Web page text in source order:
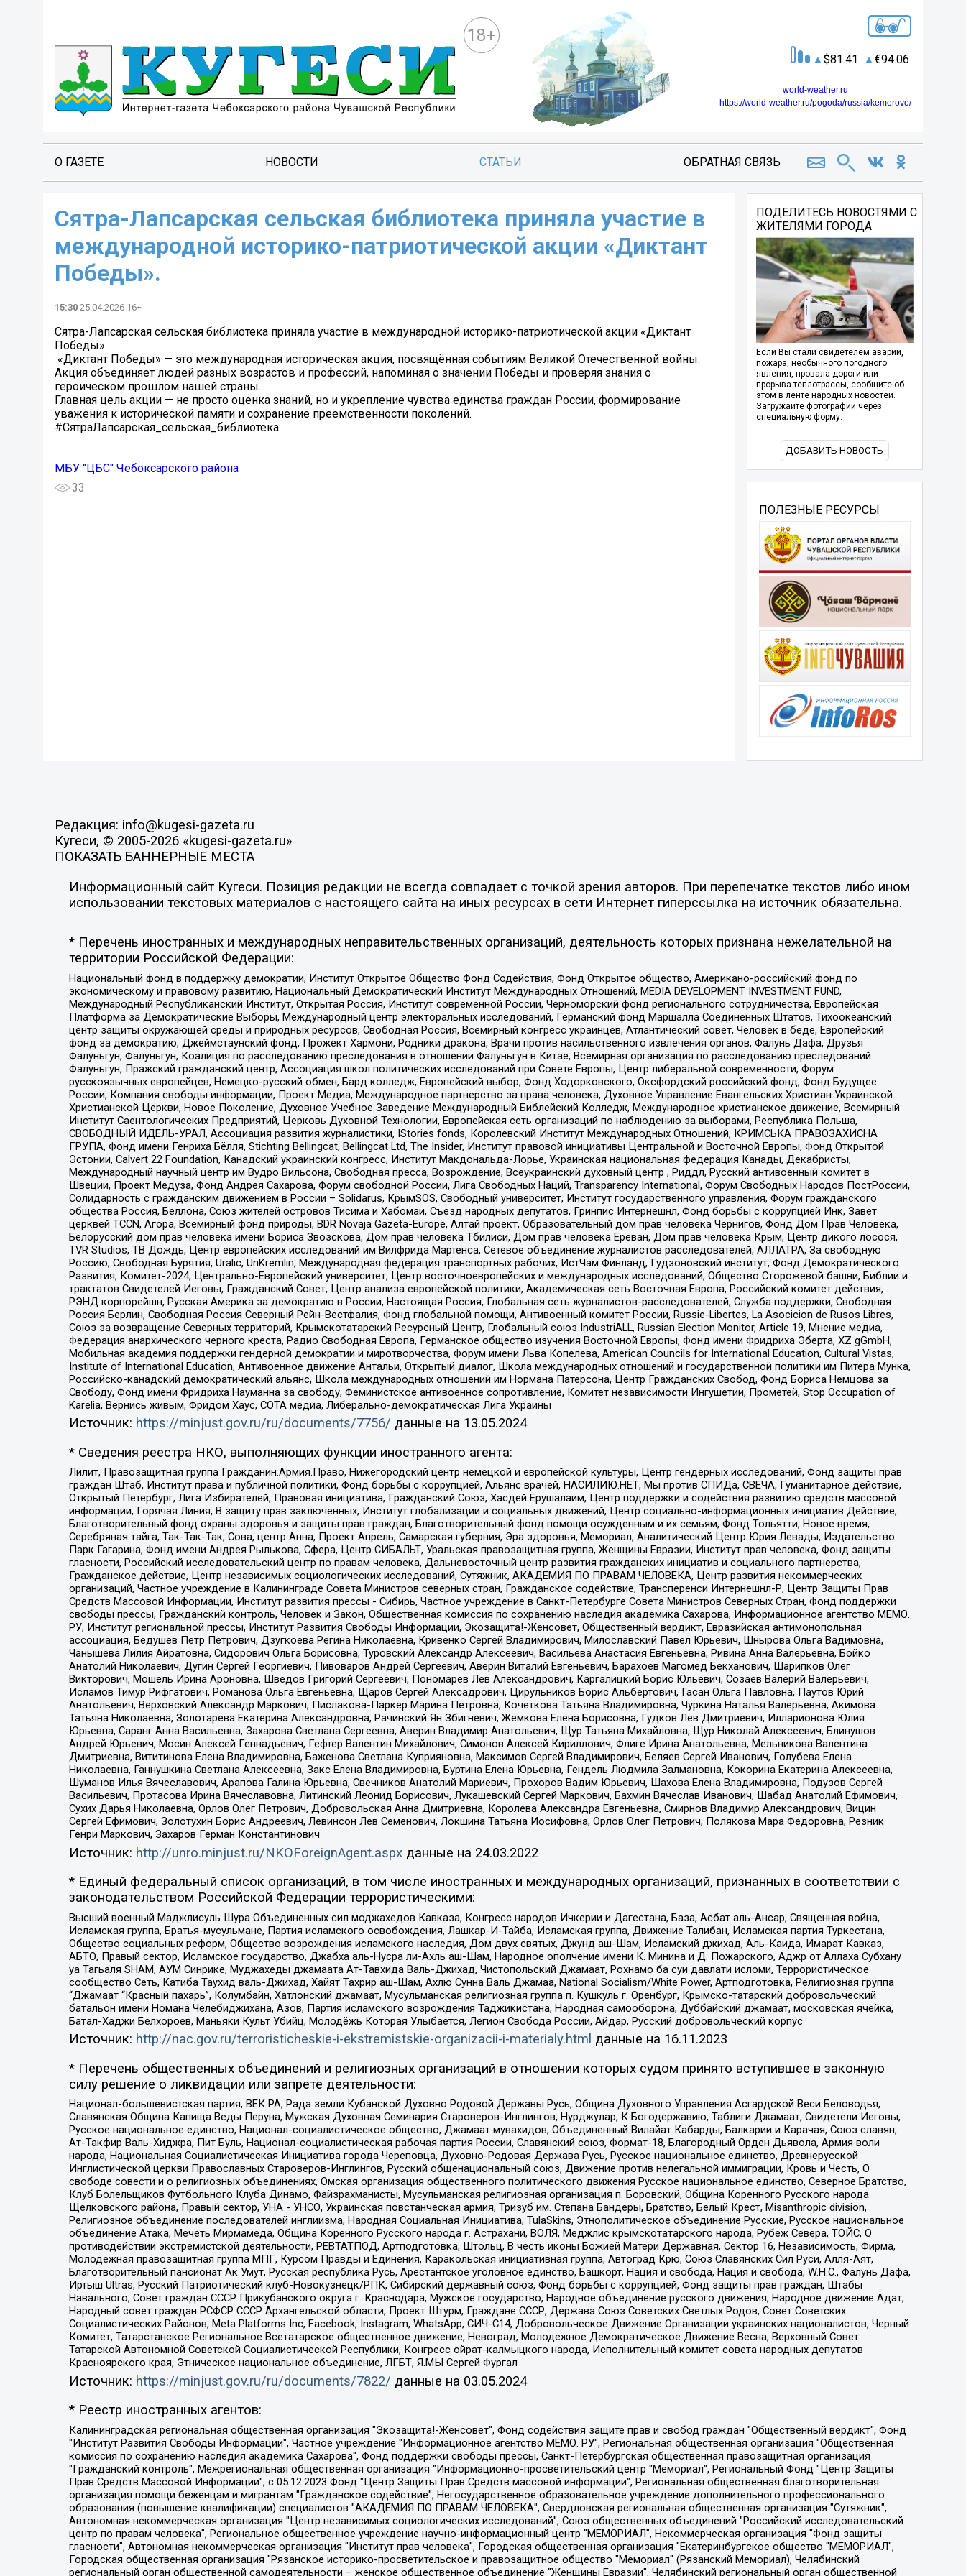
18+
81.41 94.06
world-weather.ru
https://world-weather.ru/pogoda/russia/kemerovo/
О ГАЗЕТЕ НОВОСТИ СТАТЬИ ОБРАТНАЯ СВЯЗЬ
Сятра-Лапсарская сельская библиотека приняла участие в
международной историко-патриотической акции «Диктант
Победы».
15:30 25.04.2026 16+
Сятра-Лапсарская сельская библиотека приняла участие в международной историко-патриотической акции «Диктант
Победы».
️ «Диктант Победы» — это международная историческая акция, посвящённая событиям Великой Отечественной войны.
Акция объединяет людей разных возрастов и профессий, напоминая о значении Победы и проверяя знания о
героическом прошлом нашей страны.
Главная цель акции — не просто оценка знаний, но и укрепление чувства единства граждан России, формирование
уважения к исторической памяти и сохранение преемственности поколений.
#СятраЛапсарская_сельская_библиотека
МБУ "ЦБС" Чебоксарского района
33
ПОДЕЛИТЕСЬ НОВОСТЯМИ С
ЖИТЕЛЯМИ ГОРОДА
Если Вы стали свидетелем аварии,
пожара, необычного погодного
явления, провала дороги или
прорыва теплотрассы, сообщите об
этом в ленте народных новостей.
Загружайте фотографии через
специальную форму.
ДОБАВИТЬ НОВОСТЬ
ПОЛЕЗНЫЕ РЕСУРСЫ
Редакция: info@kugesi-gazeta.ru
Кугеси, © 2005-2026 «kugesi-gazeta.ru»
ПОКАЗАТЬ БАННЕРНЫЕ МЕСТА
Информационный сайт Кугеси. Позиция редакции не всегда совпадает с точкой зрения авторов. При перепечатке текстов либо ином
использовании текстовых материалов с настоящего сайта на иных ресурсах в сети Интернет гиперссылка на источник обязательна.
* Перечень иностранных и международных неправительственных организаций, деятельность которых признана нежелательной на
территории Российской Федерации:
Национальный фонд в поддержку демократии, Институт Открытое Общество Фонд Содействия, Фонд Открытое общество, Американо-российский фонд по
экономическому и правовому развитию, Национальный Демократический Институт Международных Отношений, MEDIA DEVELOPMENT INVESTMENT FUND,
Международный Республиканский Институт, Открытая Россия, Институт современной России, Черноморский фонд регионального сотрудничества, Европейская
Платформа за Демократические Выборы, Международный центр электоральных исследований, Германский фонд Маршалла Соединенных Штатов, Тихоокеанский
центр защиты окружающей среды и природных ресурсов, Свободная Россия, Всемирный конгресс украинцев, Атлантический совет, Человек в беде, Европейский
фонд за демократию, Джеймстаунский фонд, Прожект Хармони, Родники дракона, Врачи против насильственного извлечения органов, Фалунь Дафа, Друзья
Фалуньгун, Фалуньгун, Коалиция по расследованию преследования в отношении Фалуньгун в Китае, Всемирная организация по расследованию преследований
Фалуньгун, Пражский гражданский центр, Ассоциация школ политических исследований при Совете Европы, Центр либеральной современности, Форум
русскоязычных европейцев, Немецко-русский обмен, Бард колледж, Европейский выбор, Фонд Ходорковского, Оксфордский российский фонд, Фонд Будущее
России, Компания свободы информации, Проект Медиа, Международное партнерство за права человека, Духовное Управление Евангельских Христиан Украинской
Христианской Церкви, Новое Поколение, Духовное Учебное Заведение Международный Библейский Колледж, Международное христианское движение, Всемирный
Институт Саентологических Предприятий, Церковь Духовной Технологии, Европейская сеть организаций по наблюдению за выборами, Республика Польша,
СВОБОДНЫЙ ИДЕЛЬ-УРАЛ, Ассоциация развития журналистики, IStories fonds, Королевский Институт Международных Отношений, КРИМСЬКА ПРАВОЗАХИСНА
ГРУПА, Фонд имени Генриха Бёлля, Stichting Bellingcat, Bellingcat Ltd, The Insider, Институт правовой инициативы Центральной и Восточной Европы, Фонд Открытой
Эстонии, Calvert 22 Foundation, Канадский украинский конгресс, Институт Макдональда-Лорье, Украинская национальная федерация Канады, Декабристы,
Международный научный центр им Вудро Вильсона, Свободная пресса, Возрождение, Всеукраинский духовный центр , Риддл, Русский антивоенный комитет в
Швеции, Проект Медуза, Фонд Андрея Сахарова, Форум свободной России, Лига Свободных Наций, Transparеncy International, Форум Свободных Народов ПостРоссии,
Солидарность с гражданским движением в России – Solidarus, КрымSOS, Свободный университет, Институт государственного управления, Форум гражданского
общества Россия, Беллона, Союз жителей островов Тисима и Хабомаи, Съезд народных депутатов, Гринпис Интернешнл, Фонд борьбы с коррупцией Инк, Завет
церквей TCCN, Агора, Всемирный фонд природы, BDR Novaja Gazeta-Europe, Алтай проект, Образовательный дом прав человека Чернигов, Фонд Дом Прав Человека,
Белорусский дом прав человека имени Бориса Звозскова, Дом прав человека Тбилиси, Дом прав человека Ереван, Дом прав человека Крым, Центр дикого лосося,
TVR Studios, ТВ Дождь, Центр европейских исследований им Вилфрида Мартенса, Сетевое объединение журналистов расследователей, АЛЛАТРА, За свободную
Россию, Свободная Бурятия, Uralic, UnKremlin, Международная федерация транспортных рабочих, ИстЧам Финланд, Гудзоновский институт, Фонд Демократического
Развития, Комитет-2024, Центрально-Европейский университет, Центр восточноевропейских и международных исследований, Общество Сторожевой башни, Библии и
трактатов Свидетелей Иеговы, Гражданский Совет, Центр анализа европейской политики, Академическая сеть Восточная Европа, Российский комитет действия,
РЭНД корпорейшн, Русская Америка за демократию в России, Настоящая Россия, Глобальная сеть журналистов-расследователей, Служба поддержки, Свободная
Россия Берлин, Свободная Россия Северный Рейн-Вестфалия, Фонд глобальной помощи, Антивоенный комитет России, Russie-Libertes, La Asocicion de Rusos Libres,
Союз за возвращение Северных территорий, Крымскотатарский Ресурсный Центр, Глобальный союз IndustriALL, Russian Election Monitor, Article 19, Мнение медиа,
Федерация анархического черного креста, Радио Свободная Европа, Германское общество изучения Восточной Европы, Фонд имени Фридриха Эберта, XZ gGmbH,
Мобильная академия поддержки гендерной демократии и миротворчества, Форум имени Льва Копелева, American Councils for International Education, Cultural Vistas,
Institute of International Education, Антивоенное движение Антальи, Открытый диалог, Школа международных отношений и государственной политики им Питера Мунка,
Российско-канадский демократический альянс, Школа международных отношений им Нормана Патерсона, Центр Гражданских Свобод, Фонд Бориса Немцова за
Свободу, Фонд имени Фридриха Науманна за свободу, Феминистское антивоенное сопротивление, Комитет независимости Ингушетии, Прометей, Stop Occupation of
Karelia, Вернись живым, Фридом Хаус, СОТА медиа, Либерально-демократическая Лига Украины
Источник: https://minjust.gov.ru/ru/documents/7756/ данные на 13.05.2024
* Сведения реестра НКО, выполняющих функции иностранного агента:
Лилит, Правозащитная группа Гражданин.Армия.Право, Нижегородский центр немецкой и европейской культуры, Центр гендерных исследований, Фонд защиты прав
граждан Штаб, Институт права и публичной политики, Фонд борьбы с коррупцией, Альянс врачей, НАСИЛИЮ.НЕТ, Мы против СПИДа, СВЕЧА, Гуманитарное действие,
Открытый Петербург, Лига Избирателей, Правовая инициатива, Гражданский Союз, Хасдей Ерушалаим, Центр поддержки и содействия развитию средств массовой
информации, Горячая Линия, В защиту прав заключенных, Институт глобализации и социальных движений, Центр социально-информационных инициатив Действие,
Благотворительный фонд охраны здоровья и защиты прав граждан, Благотворительный фонд помощи осужденным и их семьям, Фонд Тольятти, Новое время,
Серебряная тайга, Так-Так-Так, Сова, центр Анна, Проект Апрель, Самарская губерния, Эра здоровья, Мемориал, Аналитический Центр Юрия Левады, Издательство
Парк Гагарина, Фонд имени Андрея Рылькова, Сфера, Центр СИБАЛЬТ, Уральская правозащитная группа, Женщины Евразии, Институт прав человека, Фонд защиты
гласности, Российский исследовательский центр по правам человека, Дальневосточный центр развития гражданских инициатив и социального партнерства,
Гражданское действие, Центр независимых социологических исследований, Сутяжник, АКАДЕМИЯ ПО ПРАВАМ ЧЕЛОВЕКА, Центр развития некоммерческих
организаций, Частное учреждение в Калининграде Совета Министров северных стран, Гражданское содействие, Трансперенси Интернешнл-Р, Центр Защиты Прав
Средств Массовой Информации, Институт развития прессы - Сибирь, Частное учреждение в Санкт-Петербурге Совета Министров Северных Стран, Фонд поддержки
свободы прессы, Гражданский контроль, Человек и Закон, Общественная комиссия по сохранению наследия академика Сахарова, Информационное агентство МЕМО.
РУ, Институт региональной прессы, Институт Развития Свободы Информации, Экозащита!-Женсовет, Общественный вердикт, Евразийская антимонопольная
ассоциация, Бедушев Петр Петрович, Дзугкоева Регина Николаевна, Кривенко Сергей Владимирович, Милославский Павел Юрьевич, Шнырова Ольга Вадимовна,
Чанышева Лилия Айратовна, Сидорович Ольга Борисовна, Туровский Александр Алексеевич, Васильева Анастасия Евгеньевна, Ривина Анна Валерьевна, Бойко
Анатолий Николаевич, Дугин Сергей Георгиевич, Пивоваров Андрей Сергеевич, Аверин Виталий Евгеньевич, Барахоев Магомед Бекханович, Шарипков Олег
Викторович, Мошель Ирина Ароновна, Шведов Григорий Сергеевич, Пономарев Лев Александрович, Каргалицкий Борис Юльевич, Созаев Валерий Валерьевич,
Исламов Тимур Рифгатович, Романова Ольга Евгеньевна, Щаров Сергей Алексадрович, Цирульников Борис Альбертович, Гасан Ольга Павловна, Паутов Юрий
Анатольевич, Верховский Александр Маркович, Пислакова-Паркер Марина Петровна, Кочеткова Татьяна Владимировна, Чуркина Наталья Валерьевна, Акимова
Татьяна Николаевна, Золотарева Екатерина Александровна, Рачинский Ян Збигневич, Жемкова Елена Борисовна, Гудков Лев Дмитриевич, Илларионова Юлия
Юрьевна, Саранг Анна Васильевна, Захарова Светлана Сергеевна, Аверин Владимир Анатольевич, Щур Татьяна Михайловна, Щур Николай Алексеевич, Блинушов
Андрей Юрьевич, Мосин Алексей Геннадьевич, Гефтер Валентин Михайлович, Симонов Алексей Кириллович, Флиге Ирина Анатольевна, Мельникова Валентина
Дмитриевна, Вититинова Елена Владимировна, Баженова Светлана Куприяновна, Максимов Сергей Владимирович, Беляев Сергей Иванович, Голубева Елена
Николаевна, Ганнушкина Светлана Алексеевна, Закс Елена Владимировна, Буртина Елена Юрьевна, Гендель Людмила Залмановна, Кокорина Екатерина Алексеевна,
Шуманов Илья Вячеславович, Арапова Галина Юрьевна, Свечников Анатолий Мариевич, Прохоров Вадим Юрьевич, Шахова Елена Владимировна, Подузов Сергей
Васильевич, Протасова Ирина Вячеславовна, Литинский Леонид Борисович, Лукашевский Сергей Маркович, Бахмин Вячеслав Иванович, Шабад Анатолий Ефимович,
Сухих Дарья Николаевна, Орлов Олег Петрович, Добровольская Анна Дмитриевна, Королева Александра Евгеньевна, Смирнов Владимир Александрович, Вицин
Сергей Ефимович, Золотухин Борис Андреевич, Левинсон Лев Семенович, Локшина Татьяна Иосифовна, Орлов Олег Петрович, Полякова Мара Федоровна, Резник
Генри Маркович, Захаров Герман Константинович
Источник: http://unro.minjust.ru/NKOForeignAgent.aspxданные на 24.03.2022
* Единый федеральный список организаций, в том числе иностранных и международных организаций, признанных в соответствии с
законодательством Российской Федерации террористическими:
Высший военный Маджлисуль Шура Объединенных сил моджахедов Кавказа, Конгресс народов Ичкерии и Дагестана, База, Асбат аль-Ансар, Священная война,
Исламская группа, Братья-мусульмане, Партия исламского освобождения, Лашкар-И-Тайба, Исламская группа, Движение Талибан, Исламская партия Туркестана,
Общество социальных реформ, Общество возрождения исламского наследия, Дом двух святых, Джунд аш-Шам, Исламский джихад, Аль-Каида, Имарат Кавказ,
АБТО, Правый сектор, Исламское государство, Джабха аль-Нусра ли-Ахль аш-Шам, Народное ополчение имени К. Минина и Д. Пожарского, Аджр от Аллаха Субхану
уа Тагьаля SHAM, АУМ Синрике, Муджахеды джамаата Ат-Тавхида Валь-Джихад, Чистопольский Джамаат, Рохнамо ба суи давлати исломи, Террористическое
сообщество Сеть, Катиба Таухид валь-Джихад, Хайят Тахрир аш-Шам, Ахлю Сунна Валь Джамаа, National Socialism/White Power, Артподготовка, Религиозная группа
“Джамаат “Красный пахарь”, Колумбайн, Хатлонский джамаат, Мусульманская религиозная группа п. Кушкуль г. Оренбург, Крымско-татарский добровольческий
батальон имени Номана Челебиджихана, Азов, Партия исламского возрождения Таджикистана, Народная самооборона, Дуббайский джамаат, московская ячейка,
Батал-Хаджи Белхороев, Маньяки Культ Убийц, Молодёжь Которая Улыбается, Легион Свобода России, Айдар, Русский добровольческий корпус
Источник: http://nac.gov.ru/terroristicheskie-i-ekstremistskie-organizacii-i-materialy.html данные на 16.11.2023
* Перечень общественных объединений и религиозных организаций в отношении которых судом принято вступившее в законную
силу решение о ликвидации или запрете деятельности:
Национал-большевистская партия, ВЕК РА, Рада земли Кубанской Духовно Родовой Державы Русь, Община Духовного Управления Асгардской Веси Беловодья,
Славянская Община Капища Веды Перуна, Мужская Духовная Семинария Староверов-Инглингов, Нурджулар, К Богодержавию, Таблиги Джамаат, Свидетели Иеговы,
Русское национальное единство, Национал-социалистическое общество, Джамаат мувахидов, Объединенный Вилайат Кабарды, Балкарии и Карачая, Союз славян,
Ат-Такфир Валь-Хиджра, Пит Буль, Национал-социалистическая рабочая партия России, Славянский союз, Формат-18, Благородный Орден Дьявола, Армия воли
народа, Национальная Социалистическая Инициатива города Череповца, Духовно-Родовая Держава Русь, Русское национальное единство, Древнерусской
Инглистической церкви Православных Староверов-Инглингов, Русский общенациональный союз, Движение против нелегальной иммиграции, Кровь и Честь, О
свободе совести и о религиозных объединениях, Омская организация общественного политического движения Русское национальное единство, Северное Братство,
Клуб Болельщиков Футбольного Клуба Динамо, Файзрахманисты, Мусульманская религиозная организация п. Боровский, Община Коренного Русского народа
Щелковского района, Правый сектор, УНА - УНСО, Украинская повстанческая армия, Тризуб им. Степана Бандеры, Братство, Белый Крест, Misanthropic division,
Религиозное объединение последователей инглиизма, Народная Социальная Инициатива, TulaSkins, Этнополитическое объединение Русские, Русское национальное
объединение Атака, Мечеть Мирмамеда, Община Коренного Русского народа г. Астрахани, ВОЛЯ, Меджлис крымскотатарского народа, Рубеж Севера, ТОЙС, О
противодействии экстремистской деятельности, РЕВТАТПОД, Артподготовка, Штольц, В честь иконы Божией Матери Державная, Сектор 16, Независимость, Фирма,
Молодежная правозащитная группа МПГ, Курсом Правды и Единения, Каракольская инициативная группа, Автоград Крю, Союз Славянских Сил Руси, Алля-Аят,
Благотворительный пансионат Ак Умут, Русская республика Русь, Арестантское уголовное единство, Башкорт, Нация и свобода, Нация и свобода, W.H.С., Фалунь Дафа,
Иртыш Ultras, Русский Патриотический клуб-Новокузнецк/РПК, Сибирский державный союз, Фонд борьбы с коррупцией, Фонд защиты прав граждан, Штабы
Навального, Совет граждан СССР Прикубанского округа г. Краснодара, Мужское государство, Народное объединение русского движения, Народное движение Адат,
Народный совет граждан РСФСР СССР Архангельской области, Проект Штурм, Граждане СССР, Держава Союз Советских Светлых Родов, Совет Советских
Социалистических Районов, Meta Platforms Inc, Facebook, Instagram, WhatsApp, СИЧ-С14, Добровольческое Движение Организации украинских националистов, Черный
Комитет, Татарстанское Региональное Всетатарское общественное движение, Невоград, Молодежное Демократическое Движение Весна, Верховный Совет
Татарской Автономной Советской Социалистической Республики, Конгресс ойрат-калмыцкого народа, Исполнительный комитет совета народных депутатов
Красноярского края, Этническое национальное объединение, ЛГБТ, Я.МЫ Сергей Фургал
Источник: https://minjust.gov.ru/ru/documents/7822/ данные на 03.05.2024
* Реестр иностранных агентов:
Калининградская региональная общественная организация "Экозащита!-Женсовет", Фонд содействия защите прав и свобод граждан "Общественный вердикт", Фонд "Институт Развития Свободы Информации", Частное учреждение "Информационное агентство МЕМО. РУ", Региональная общественная организация "Общественная комиссия по сохранению наследия академика Сахарова", Фонд поддержки свободы прессы, Санкт-Петербургская общественная правозащитная организация "Гражданский контроль", Межрегиональная общественная организация "Информационно-просветительский центр "Мемориал", Региональный Фонд "Центр Защиты Прав Средств Массовой Информации", с 05.12.2023 Фонд "Центр Защиты Прав Средств массовой информации", Региональная общественная благотворительная организация помощи беженцам и мигрантам "Гражданское содействие", Негосударственное образовательное учреждение дополнительного профессионального образования (повышение квалификации) специалистов "АКАДЕМИЯ ПО ПРАВАМ ЧЕЛОВЕКА", Свердловская региональная общественная организация "Сутяжник", Автономная некоммерческая организация "Центр независимых социологических исследований", Союз общественных объединений "Российский исследовательский центр по правам человека", Региональное общественное учреждение научно-информационный центр "МЕМОРИАЛ", Некоммерческая организация "Фонд защиты гласности", Автономная некоммерческая организация "Институт прав человека", Городская общественная организация "Екатеринбургское общество "МЕМОРИАЛ", Городская общественная организация "Рязанское историко-просветительское и правозащитное общество "Мемориал" (Рязанский Мемориал), Челябинский региональный орган общественной самодеятельности – женское общественное объединение "Женщины Евразии", Челябинский региональный орган общественной самодеятельности "Уральская правозащитная группа", Фонд содействия защите здоровья и социальной справедливости имени Андрея Рылькова, Автономная Некоммерческая Организация "Аналитический Центр Юрия Левады", Автономная некоммерческая организация социальной поддержки населения "Проект Апрель", Региональная общественная организация помощи женщинам и детям, находящимся в кризисной ситуации "Информационно-методический центр "Анна", Фонд содействия развитию массовых коммуникаций и правовому просвещению "Так-так-Так", Фонд содействия устойчивому развитию "Серебряная тайга", Свердловский региональный общественный фонд социальных проектов "Новое время", "Idel.Реалии", Кавказ.Реалии, Крым.Реалии, Телеканал Настоящее Время, Татаро-башкирская служба Радио Свобода (Azatliq Radiosi), Радио Свободная Европа/Радио Свобода (PCE/PC), "Сибирь.Реалии", "Фактограф", Благотворительный фонд помощи осужденным и их семьям, Автономная некоммерческая организация "Институт глобализации и социальных движений", Фонд "В защиту прав заключенных", Частное учреждение "Центр поддержки и содействия развитию средств массовой информации", Пензенский региональный общественный благотворительный фонд "Гражданский союз", "Север.Реалии", Некоммерческая организация Фонд "Правовая инициатива", Общество с ограниченной ответственностью "Радио Свободная Европа/Радио Свобода", Чешское информационное агентство "MEDIUM-ORIENT", Красноярская региональная общественная организация "Мы против СПИДа", Камалягин Денис Николаевич, Маркелов Сергей Евгеньевич, Пономарев Лев Александрович, Савицкая Людмила Алексеевна, Автономная некоммерческая организация "Центр по работе с проблемой насилия "НАСИЛИЮ.НЕТ", Межрегиональный профессиональный союз работников здравоохранения "Альянс врачей", Юридическое лицо, зарегистрированное в Латвийской Республике, SIA "Medusa Project" (регистрационный номер 40103797863, дата регистрации 10.06.2014), Некоммерческая организация "Фонд по борьбе с коррупцией", Автономная некоммерческая организация "Институт права и публичной политики", Баданин Роман Сергеевич, Гликин Максим Александрович, Железнова Мария Михайловна, Лукьянова Юлия Сергеевна, Маетная Елизавета Витальевна, Маняхин Петр Борисович, Чуракова Ольга Владимировна, Ярош Юлия Петровна, Юридическое лицо "The Insider SIA", зарегистрированное в Риге, Латвийская Республика (дата регистрации 26.06.2015), являющееся администратором доменного имени интернет-издания "The Insider SIA", https://theins.ru, Постернак Алексей Евгеньевич, Рубин Михаил Аркадьевич, Анин Роман Александрович, Юридическое лицо Istories fonds, зарегистрированное в Латвийской Республике (регистрационный номер 50008295751, дата регистрации 24.02.2020), Великовский Дмитрий Александрович, Долинина Ирина Николаевна, Мароховская Алеся Алексеевна, Шлейнов Роман Юрьевич, Шмагун Олеся Валентиновна, Общество с ограниченной ответственностью "Альтаир 2021", Общество с ограниченной ответственностью "Вега 2021", Общество с ограниченной ответственностью "Главный редактор 2021", Общество с ограниченной ответственностью "Ромашки монолит", Важенков Артем Валерьевич, Ивановская областная общественная организация "Центр гендерных исследований", Гурман Юрий Альбертович, Медиапроект "ОВД-Инфо", Егоров Владимир Владимирович, Жилинский Владимир Александрович, Общество с ограниченной ответственностью "ЗП", Иванова София Юрьевна, Карезина Инна Павловна, Кильтау Екатерина Викторовна, Петров Алексей Викторович, Пискунов Сергей Евгеньевич, Смирнов Сергей Сергеевич, Тихонов Михаил Сергеевич, Общество с ограниченной ответственностью "ЖУРНАЛИСТ-ИНОСТРАННЫЙ АГЕНТ", Арапова Галина Юрьевна, Вольтская Татьяна Анатольевна, Американская компания "Mason G.E.S. Anonymous Foundation" (США), являющаяся владельцем интернет-издания https://mnews.world/, Компания "Stichting Bellingcat", зарегистрированная в Нидерландах (дата регистрации 11.07.2018), Захаров Андрей Вячеславович, Клепиковская Екатерина Дмитриевна, Общество с ограниченной ответственностью "МЕМО", Перл Роман Александрович, Симонов Евгений Алексеевич, Соловьева Елена Анатольевна, Сотников Даниил Владимирович, Сурначева Елизавета Дмитриевна, Автономная некоммерческая организация по защите прав человека и информированию населения "Якутия – Наше Мнение", Общество с ограниченной ответственностью "Москоу диджитал медиа", с 26.01.2023 Общество с ограниченной ответственностью "Чайка Белые сады", Ветошкина Валерия Валерьевна, Заговора Максим Александрович, Межрегиональное общественное движение "Российская ЛГБТ - сеть", Оленичев Максим Владимирович, Павлов Иван Юрьевич, Скворцова Елена Сергеевна, Общество с ограниченной ответственностью "Как бы инагент", Кочетков Игорь Викторович, Общество с ограниченной ответственностью "Честные выборы", Еланчик Олег Александрович, Общество с ограниченной ответственностью "Нобелевский призыв", Гималова Регина Эмилевна, Григорьев Андрей Валерьевич, Григорьева Алина Александровна, Ассоциация по содействию защите прав призывников, альтернативнослужащих и военнослужащих "Правозащитная группа "Гражданин.Армия.Право", Хисамова Регина Фаритовна, Автономная некоммерческая организация по реализации социально-правовых программ "Лилит", Дальневосточное общественное движение "Маяк", Санкт-Петербургская ЛГБТ-инициативная группа "Выход", Инициативная группа ЛГБТ+ "Реверс", Алексеев Андрей Викторович, Бекбулатова Таисия Львовна, Беляев Иван Михайлович, Владыкина Елена Сергеевна, Гельман Марат Александрович, Никульшина Вероника Юрьевна, Толоконникова Надежда Андреевна, Шендерович Виктор Анатольевич, Общество с ограниченной ответственностью "Данное сообщение", Общество с ограниченной ответственностью Издательский дом "Новая глава", Айнбиндер Александра Александровна, Московский комьюнити-центр для ЛГБТ+инициатив, Благотворительный фонд развития филантропии, Deutsche Welle (Германия, Kurt-Schumacher-Strasse 3, 53113 Bonn), Борзунова Мария Михайловна, Воробьев Виктор Викторович, Голубева Анна Львовна, Константинова Алла Михайловна, Малкова Ирина Владимировна, Мурадов Мурад Абдулгалимович, Осетинская Елизавета Николаевна, Понасенков Евгений Николаевич, Ганапольский Матвей Юрьевич, Киселев Евгений Алексеевич, Борухович Ирина Григорьевна, Дремин Иван Тимофеевич, Дубровский Дмитрий Викторович, Красноярская региональная общественная организация поддержки и развития альтернативных образовательных технологий и межкультурных коммуникаций "ИНТЕРРА", Маяковская Екатерина Алексеевна, Фейгин Марк Захарович, Филимонов Андрей Викторович, Дзугкоева Регина Николаевна, Доброхотов Роман Александрович, Дудь Юрий Александрович, Елкин Сергей Владимирович, Кругликов Кирилл Игоревич, Сабунаева Мария Леонидовна, Семенов Алексей Владимирович, Шаинян Карен Багратович, Шульман Екатерина Михайловна, Асафьев Артур Валерьевич, Вахштайн Виктор Семенович, Венедиктов Алексей Алексеевич, Лушникова Екатерина Евгеньевна, Волков Леонид Михайлович, Невзоров Александр Глебович, Пархоменко Сергей Борисович, Сироткин Ярослав Николаевич, Кара-Мурза Владимир Владимирович, Баранова Наталья Владимировна, Гозман Леонид Яковлевич, Кагарлицкий Борис Юльевич, Климарев Михаил Валерьевич, Милов Владимир Станиславович, Автономная некоммерческая организация Краснодарский центр современного искусства "Типография", Моргенштерн Алишер Тагирович, Соболь Любовь Эдуардовна, Общество с ограниченной ответственностью "ЛИЗА НОРМ", Каспаров Гарри Кимович, Ходорковский Михаил Борисович, Общество с ограниченной ответственностью "Апрельские тезисы", Данилович Ирина Брониславовна, Кашин Олег Владимирович, Петров Николай Владимирович, Пивоваров Алексей Владимирович, Соколов Михаил Владимирович, Цветкова Юлия Владимировна, Чичваркин Евгений Александрович, Комитет против пыток/Команда против пыток, Общество с ограниченной ответственностью "Первый научный", Общество с ограниченной ответственностью "Вертолет и ко", Белоцерковская Вероника Борисовна, Кац Максим Евгеньевич, Лазарева Татьяна Юрьевна, Шаведдинов Руслан Табризович, Яшин Илья Валерьевич, Общество с ограниченной ответственностью "Иноагент ААВ", Алешковский Дмитрий Петрович, Альбац Евгения Марковна, Быков Дмитрий Львович, Галямина Юлия Евгеньевна, Лойко Сергей Леонидович, Мартынов Кирилл Константинович, Медведев Сергей Александрович, Крашенинников Федор Геннадиевич, Гордеева Катерина Вл